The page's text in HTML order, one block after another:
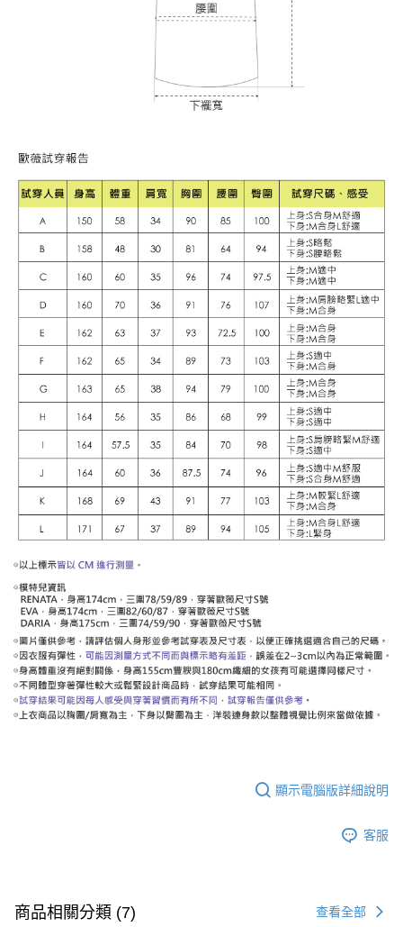
顯示電腦版詳細說明
客服
商品相關分類 (7) 查看全部